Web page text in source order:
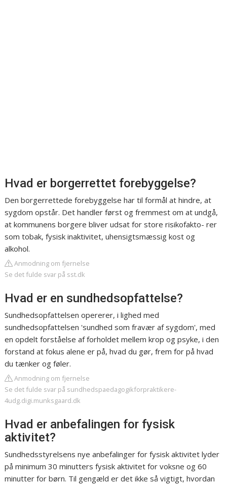
Hvad er borgerrettet forebyggelse?
Den borgerrettede forebyggelse har til formål at hindre, at
sygdom opstår. Det handler først og fremmest om at undgå,
at kommunens borgere bliver udsat for store risikofakto- rer
som tobak, fysisk inaktivitet, uhensigtsmæssig kost og
alkohol.
Anmodning om fjernelse
Se det fulde svar på sst.dk
Hvad er en sundhedsopfattelse?
Sundhedsopfattelsen opererer, i lighed med
sundhedsopfattelsen 'sundhed som fravær af sygdom', med
en opdelt forståelse af forholdet mellem krop og psyke, i den
forstand at fokus alene er på, hvad du gør, frem for på hvad
du tænker og føler.
Anmodning om fjernelse
Se det fulde svar på sundhedspaedagogikforpraktikere-
4udg.digi.munksgaard.dk
Hvad er anbefalingen for fysisk
aktivitet?
Sundhedsstyrelsens nye anbefalinger for fysisk aktivitet lyder
på minimum 30 minutters fysisk aktivitet for voksne og 60
minutter for børn. Til gengæld er det ikke så vigtigt, hvordan